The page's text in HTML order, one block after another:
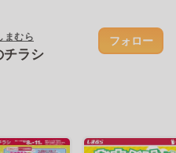
まむら
チラシ
フォロー